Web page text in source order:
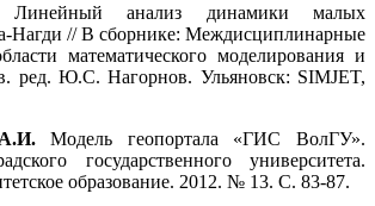
Линейный анализ динамики малых
Нагди // В сборнике: Междисциплинарные
математического моделирования и
ред. Ю.C. Нагорнов. Ульяновск: SIMJET,
Модель геопортала «ГИС ВолГУ».
государственного университета.
образование. 2012. № 13. С. 83-87.